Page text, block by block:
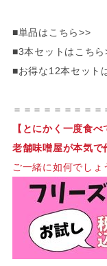
■単品はこちら>>
■3本セットはこちら
■お得な12本セット
＝＝＝＝＝＝＝＝＝
【とにかく一度食
老舗味噌屋が本気で
ご一緒に如何でしょ